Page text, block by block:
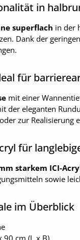
in
superflach in der
Dank der
für
mit einer
der eleganten
zur Realisierung
für
starkem ICI-
sowie
im Überblick